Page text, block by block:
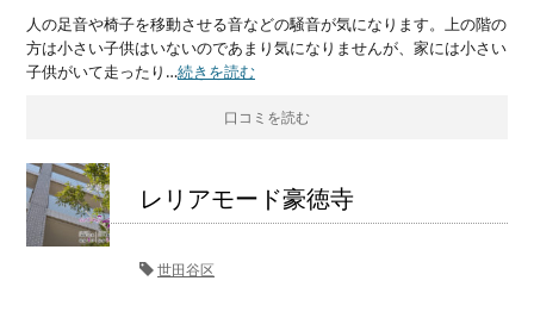
人の足音や椅子を移動させる音などの騒音が気になります。上の階の
方は小さい子供はいないのであまり気になりませんが、家には小さい
子供がいて走ったり…続きを読む
口コミを読む
レリアモード豪徳寺
世田谷区